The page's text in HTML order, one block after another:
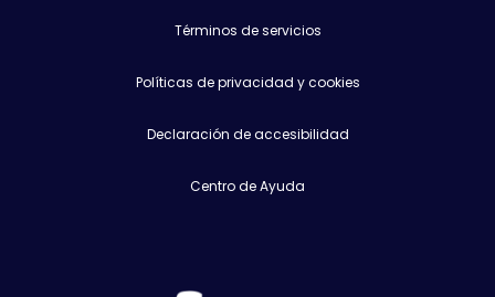
Términos de servicios
Políticas de privacidad y cookies
Declaración de accesibilidad
Centro de Ayuda